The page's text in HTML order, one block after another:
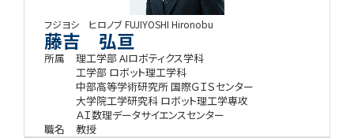
フジヨシ ヒロノブFUJIYOSHI Hironobu
藤吉 弘亘
所属
理工学部 AIロボティクス学科
工学部 ロボット理工学科
中部高等学術研究所 国際ＧＩＳセンター
大学院工学研究科 ロボット理工学専攻
ＡＩ数理データサイエンスセンター
職名
教授